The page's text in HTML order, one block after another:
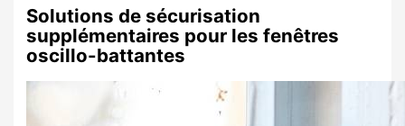
Solutions de sécurisation
supplémentaires pour les fenêtres
oscillo-battantes